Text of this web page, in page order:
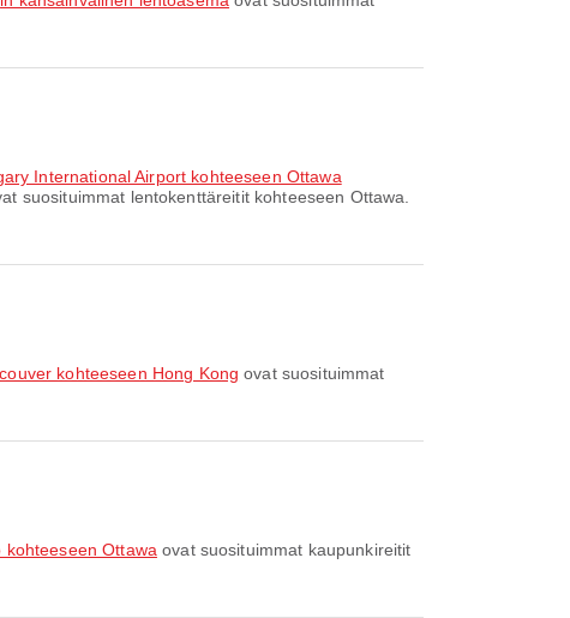
International Airport kohteeseen Ottawa
suosituimmat lentokenttäreitit kohteeseen Ottawa.
kohteeseen Hong Kong ovat suosituimmat
Ottawa ovat suosituimmat kaupunkireitit